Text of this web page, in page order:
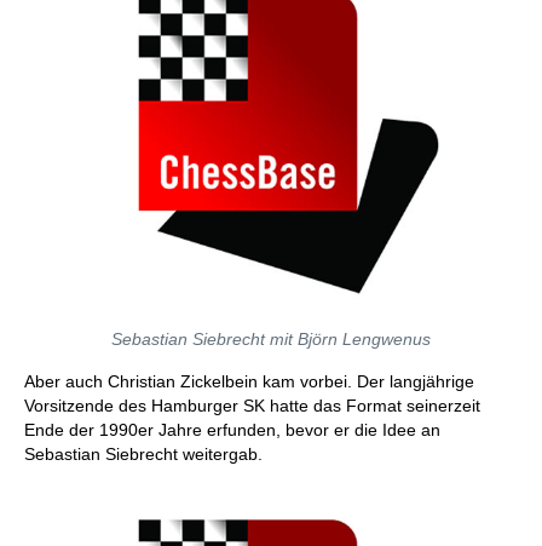
Sebastian Siebrecht mit Björn Lengwenus
Aber auch Christian Zickelbein kam vorbei. Der langjährige
Vorsitzende des Hamburger SK hatte das Format seinerzeit
Ende der 1990er Jahre erfunden, bevor er die Idee an
Sebastian Siebrecht weitergab.